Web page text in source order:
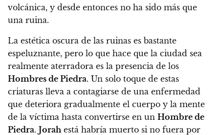
volcánica, y desde entonces no ha sido más que
una ruina.
La estética oscura de las ruinas es bastante
espeluznante, pero lo que hace que la ciudad sea
realmente aterradora es la presencia de los
Hombres de Piedra. Un solo toque de estas
criaturas lleva a contagiarse de una enfermedad
que deteriora gradualmente el cuerpo y la mente
de la víctima hasta convertirse en un Hombre de
Piedra. Jorah está habría muerto si no fuera por